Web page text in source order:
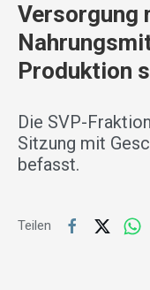
Versorgung
Produktion
Die SVP-
Sitzung mit
befasst.
Teilen